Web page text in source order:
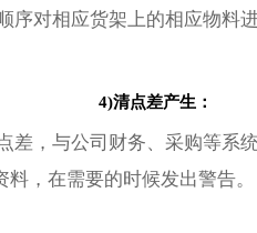
序对相应货架上的相应物料
4)清点差产生：
差，与公司财务、采购等系
，在需要的时候发出警告。